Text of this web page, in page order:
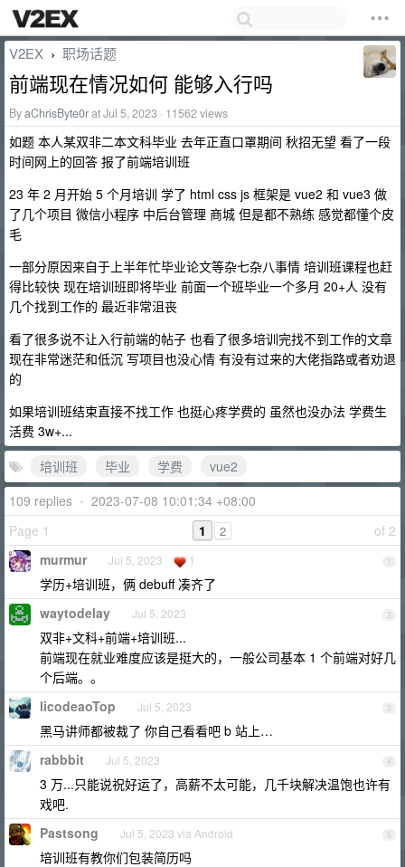
V2EX › 职场话题
前端现在情况如何 能够入行吗
ByaChrisByte0rat Jul 5, 2023 · 11562 views
如题 本人某双非二本文科毕业 去年正直口罩期间 秋招无望 看了一段
时间网上的回答 报了前端培训班
23 年 2 月开始 5 个月培训 学了 html css js 框架是 vue2 和 vue3 做
了几个项目 微信小程序 中后台管理 商城 但是都不熟练 感觉都懂个皮
毛
一部分原因来自于上半年忙毕业论文等杂七杂八事情 培训班课程也赶
得比较快 现在培训班即将毕业 前面一个班毕业一个多月 20+人 没有
几个找到工作的 最近非常沮丧
看了很多说不让入行前端的帖子 也看了很多培训完找不到工作的文章
现在非常迷茫和低沉 写项目也没心情 有没有过来的大佬指路或者劝退
的
如果培训班结束直接不找工作 也挺心疼学费的 虽然也没办法 学费生
活费 3w+...
培训班
毕业 学费
vue2
109 replies • 2023-07-08 10:01:34 +08:00
Page 1
of 2
1 2
1
murmur Jul 5, 2023 1
学历+培训班，俩 debuff 凑齐了
2
waytodelay Jul 5, 2023
双非+文科+前端+培训班...
前端现在就业难度应该是挺大的，一般公司基本 1 个前端对好几
个后端。。
3
licodeaoTop Jul 5, 2023
黑马讲师都被裁了 你自己看看吧 b 站上…
4
rabbbit Jul 5, 2023
3 万...只能说祝好运了，高薪不太可能，几千块解决温饱也许有
戏吧.
5
Pastsong Jul 5, 2023 via Android
培训班有教你们包装简历吗